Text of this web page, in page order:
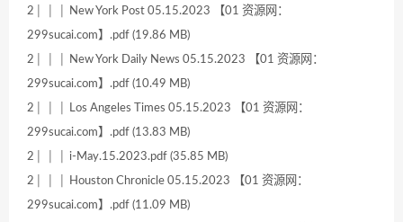
2│ │ │ New York Post 05.15.2023 【01 资源网：
299sucai.com】.pdf (19.86 MB)
2│ │ │ New York Daily News 05.15.2023 【01 资源网：
299sucai.com】.pdf (10.49 MB)
2│ │ │ Los Angeles Times 05.15.2023 【01 资源网：
299sucai.com】.pdf (13.83 MB)
2│ │ │ i-May.15.2023.pdf (35.85 MB)
2│ │ │ Houston Chronicle 05.15.2023 【01 资源网：
299sucai.com】.pdf (11.09 MB)